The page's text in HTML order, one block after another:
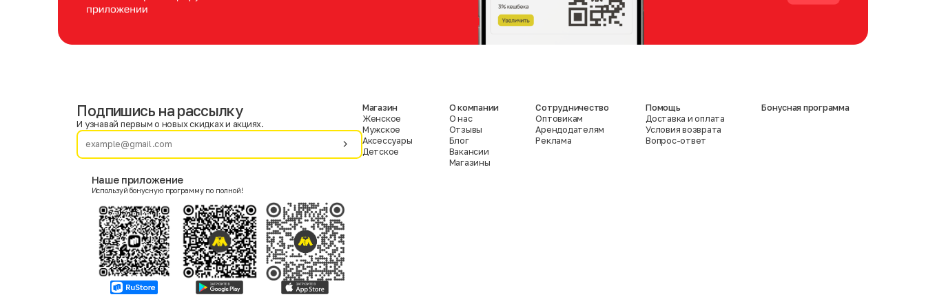
Фамилия
Женский
Согласие на получение чеков по электронной почте
Подпишись на рассылку
И узнавай первым о новых скидках и акциях.
Наше приложение
Используй бонусную программу по полной!
Магазин
Женское
Мужское
Аксессуары
Детское
О компании
О нас
Отзывы
Блог
Вакансии
Магазины
Сотрудничество
Оптовикам
Арендодателям
Реклама
Помощь
Доставка и оплата
Условия возврата
Вопрос-ответ
Бонусная программа